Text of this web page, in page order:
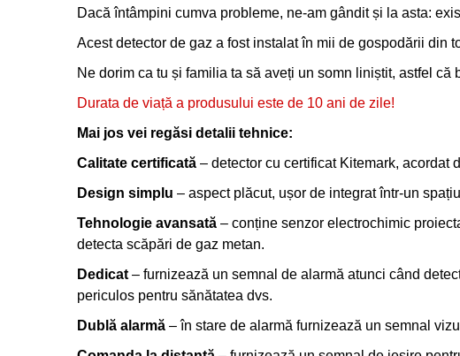
Dacă întâmpini cumva probleme, ne-am gândit și la asta:
Acest detector de gaz a fost instalat în mii de gospodării din
Ne dorim ca tu și familia ta să aveți un somn liniștit, astfel că
Durata de viață a produsului este de 10 ani de zile!
Mai jos vei regăsi detalii tehnice:
Calitate certificată – detector cu certificat Kitemark, acordat
Design simplu – aspect plăcut, ușor de integrat într-un
Tehnologie avansată – conține senzor electrochimic
detecta scăpări de gaz metan.
Dedicat – furnizează un semnal de alarmă atunci când
periculos pentru sănătatea dvs.
Dublă alarmă – în stare de alarmă furnizează un semnal